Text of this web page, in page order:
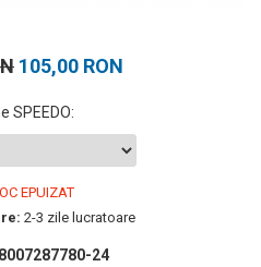
105,00 RON
SPEEDO:
EPUIZAT
2-3 zile lucratoare
8007287780-24